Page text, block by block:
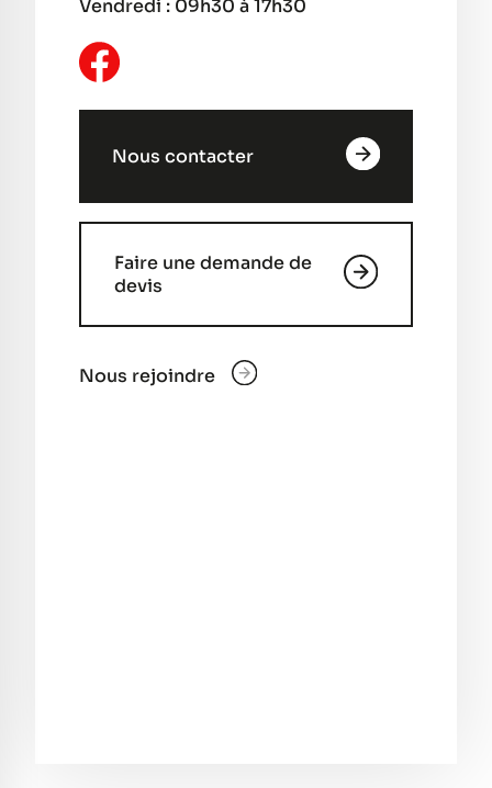
Vendredi : 09h30 à 17h30
Nous contacter
Faire une demande de
devis
Nous rejoindre